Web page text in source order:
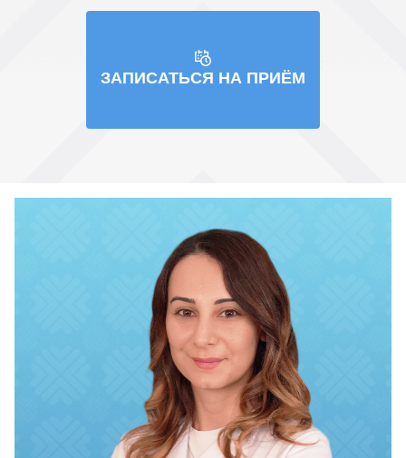
ЗАПИСАТЬСЯ НА ПРИЁМ